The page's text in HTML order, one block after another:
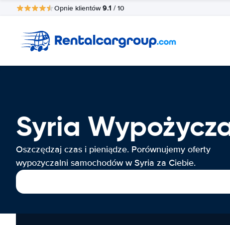
Opnie klientów9.1 / 10
Syria
Oszczędzaj czas i pieniądze. Porównujemy oferty
wypożyczalni samochodów w Syria za Ciebie.